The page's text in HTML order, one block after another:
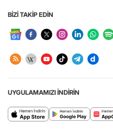
BİZİ TAKİP EDİN
UYGULAMAMIZI İNDİRİN